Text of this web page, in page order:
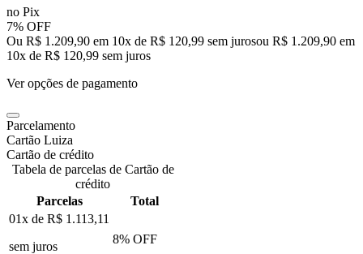
no Pix
7% OFF
Ou R$ 1.209,90 em 10x de R$ 120,99 sem jurosou R$ 1.209,90 em
10x de R$ 120,99 sem juros
Ver opções de pagamento
Parcelamento
Cartão Luiza
Cartão de crédito
Tabela de parcelas de Cartão de
crédito
Parcelas
Total
01x de R$ 1.113,11
sem juros
8% OFF